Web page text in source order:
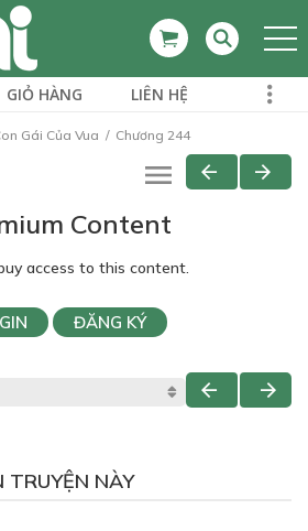
GIỎ HÀNG LIÊN HỆ
Gái Của Vua Chương 244
Content
access to this content.
ĐĂNG KÝ
TRUYỆN NÀY